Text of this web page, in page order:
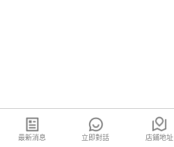
最新消息 立即對話 店鋪地址